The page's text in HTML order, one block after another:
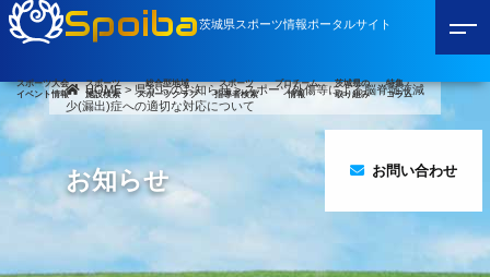
Spoiba茨城県スポーツ情報ポータルサイト
スポーツ大会
イベント情報
スポーツ
施設検索
総合型地域
スポーツクラブ
スポーツ
指導者検索
プロチーム
情報
茨城県の
取り組み
特集・
コラム
お問い合わせ
HOME>県からのお知らせ>スポーツ外傷等による脳脊髄液減
少(漏出)症への適切な対応について
お知らせ